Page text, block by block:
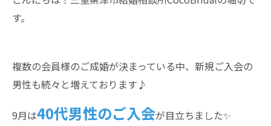
す。
複数の会員様のご成婚が決まっている中、新規ご入会の
男性も続々と増えております♪
9月は40代男性のご入会が目立ちました✨